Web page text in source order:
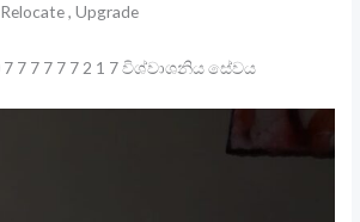
, Upgrade
7 7 7 7 7 7 2 1 7 විශ්වාශනිය සේවය